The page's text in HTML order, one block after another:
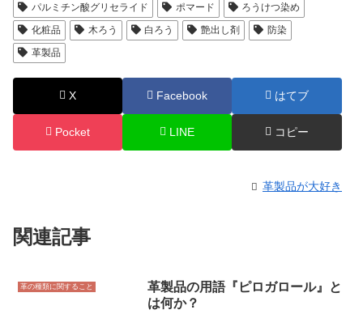
パルミチン酸グリセライド
ポマード
ろうけつ染め
化粧品
木ろう 白ろう 艶出し剤
防染
革製品
X Facebook はてブ
Pocket LINE コピー
革製品が大好き
関連記事
革の種類に関すること
革製品の用語『ピロガロール』と
は何か？